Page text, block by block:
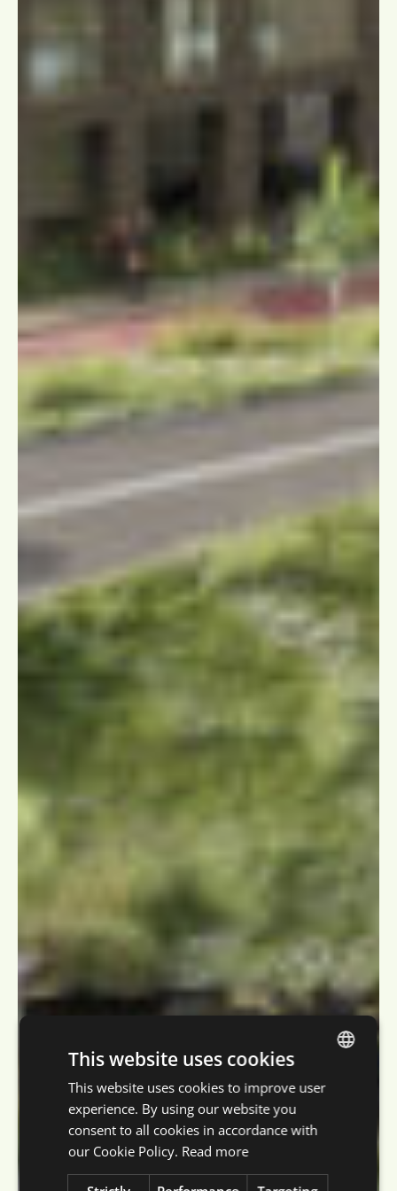
DUTCH
GERMAN
This website uses cookies
This website uses cookies to improve user
experience. By using our website you
consent to all cookies in accordance with
our Cookie Policy. Read more